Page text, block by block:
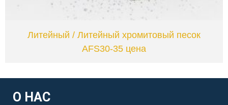
Литейный / Литейный хромитовый песок
AFS30-35 цена
О НАС